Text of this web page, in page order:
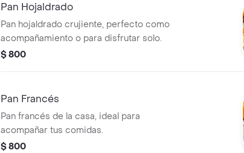
Pan Hojaldrado
Pan hojaldrado crujiente, perfecto como
acompañamiento o para disfrutar solo.
$ 800
Pan Francés
Pan francés de la casa, ideal para
acompañar tus comidas.
$ 800